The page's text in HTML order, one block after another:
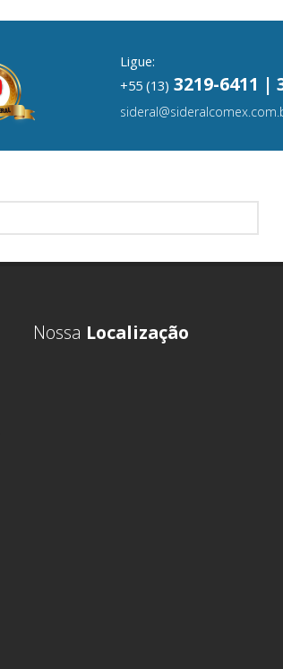
Ligue:
+55 (13) 3219-6411 |
Nossa Localização